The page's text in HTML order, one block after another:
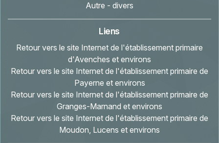
Autre - divers
Liens
Retour vers le site Internet de l'établissement primaire
d'Avenches et environs
Retour vers le site Internet de l'établissement primaire de
Payerne et environs
Retour vers le site Internet de l'établissement primaire de
Granges-Marnand et environs
Retour vers le site Internet de l'établissement primaire de
Moudon, Lucens et environs